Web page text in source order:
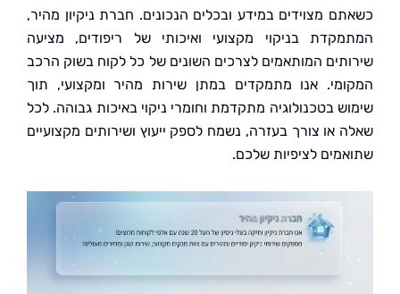
מצוידים במידע ובכלים הנכונים. חברת ניקיון מהיר,
בניקוי מקצועי ואיכותי של ריפודים, מציעה
המותאמים לצרכים השונים של כל לקוח בשוק הרכב
אנו מתמקדים במתן שירות מהיר ומקצועי, תוך
בטכנולוגיה מתקדמת וחומרי ניקוי באיכות גבוהה. לכל
או צורך בעזרה, נשמח לספק ייעוץ ושירותים מקצועיים
לציפיות שלכם.